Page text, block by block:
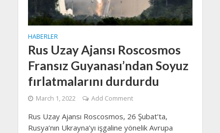
HABERLER
Rus Uzay Ajansı Roscosmos
Fransız Guyanası’ndan Soyuz
fırlatmalarını durdurdu
March 1, 2022 Add Comment
Rus Uzay Ajansı Roscosmos, 26 Şubat’ta,
Rusya’nın Ukrayna’yı işgaline yönelik Avrupa